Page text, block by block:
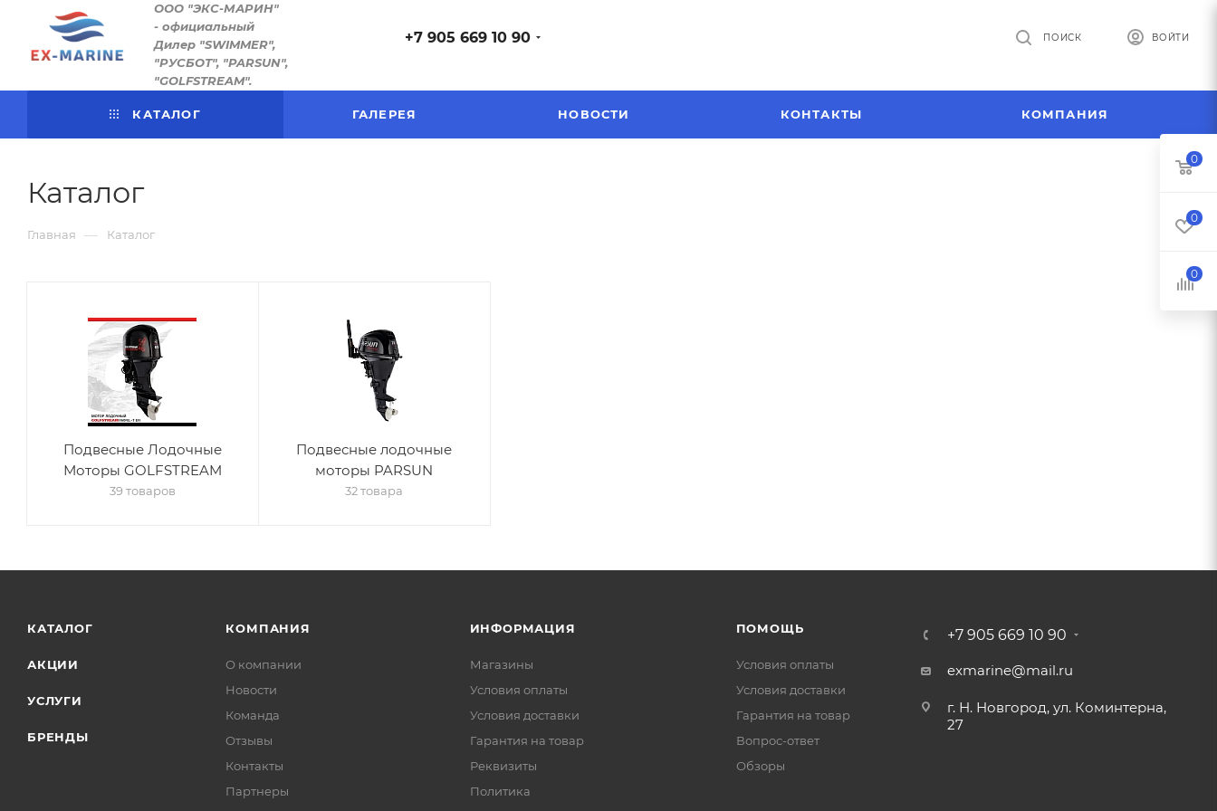
ООО "ЭКС-МАРИН"
- официальный
Дилер "SWIMMER",
"РУСБОТ", "PARSUN",
"GOLFSTREAM".
+7 905 669 10 90 ВОЙТИ
ПОИСК
КАТАЛОГ ГАЛЕРЕЯ НОВОСТИ КОНТАКТЫ КОМПАНИЯ
Каталог
Главная — Каталог
Подвесные Лодочные
Моторы GOLFSTREAM
39 товаров
Подвесные лодочные
моторы PARSUN
32 товара
КАТАЛОГ
АКЦИИ
УСЛУГИ
БРЕНДЫ
КОМПАНИЯ
О компании
Новости
Команда
Отзывы
Контакты
Партнеры
ИНФОРМАЦИЯ
Магазины
Условия оплаты
Условия доставки
Гарантия на товар
Реквизиты
Политика
ПОМОЩЬ
Условия оплаты
Условия доставки
Гарантия на товар
Вопрос-ответ
Обзоры
+7 905 669 10 90
exmarine@mail.ru
г. Н. Новгород, ул. Коминтерна,
27
0
0
0